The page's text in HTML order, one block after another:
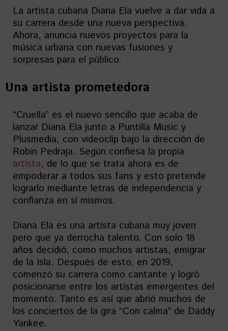
La artista cubana Diana Ela vuelve a dar vida a
su carrera desde una nueva perspectiva.
Ahora, anuncia nuevos proyectos para la
música urbana con nuevas fusiones y
sorpresas para el público.
Una artista prometedora
“Cruella” es el nuevo sencillo que acaba de
lanzar Diana Ela junto a Puntilla Music y
Plusmedia, con videoclip bajo la dirección de
Robin Pedraja. Según confiesa la propia
artista, de lo que se trata ahora es de
empoderar a todos sus fans y esto pretende
lograrlo mediante letras de independencia y
confianza en sí mismos.
Diana Ela es una artista cubana muy joven
pero que ya derrocha talento. Con solo 18
años decidió, como muchos artistas, emigrar
de la Isla. Después de esto, en 2019,
comenzó su carrera como cantante y logró
posicionarse entre los artistas emergentes del
momento. Tanto es así que abrió muchos de
los conciertos de la gira “Con calma” de Daddy
Yankee.